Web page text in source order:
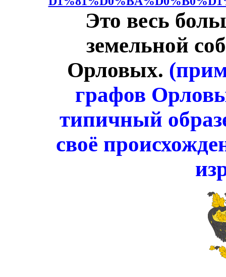
Это весь
земельной
Орловых.
графов
типичный
своё